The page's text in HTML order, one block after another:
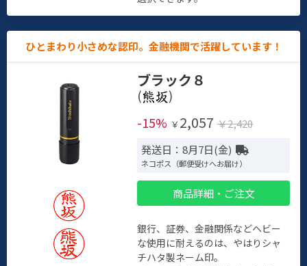
ひとまわり小さめな認印。金融機関で活躍しています！
ブラック８
(
)
-15% ￥ 2,057 ￥2,420
発送日：8月7日(金)
ネコポス（郵便受けへお届け）
商品詳細・ご注文
銀行、証券、金融関係などヘビー
な使用に耐えるのは、やはりシャ
チハタ製ネーム印。